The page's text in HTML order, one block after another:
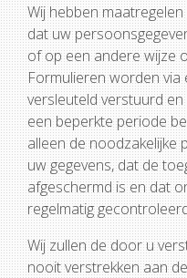
Wij hebben
dat uw
of op een andere wijze
Formulieren worden via
versleuteld verstuurd
een beperkte periode
alleen de noodzakelijke
uw gegevens, dat de
afgeschermd is en dat
regelmatig
Wij zullen de door u
nooit verstrekken aan